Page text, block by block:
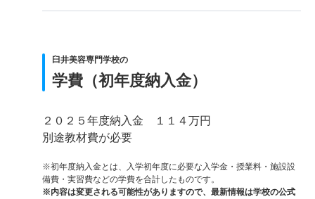
臼井美容専門学校の
学費（初年度納入金）
２０２５年度納入金 １１４万円
別途教材費が必要
※初年度納入金とは、入学初年度に必要な入学金・授業料・施設設
備費・実習費などの学費を合計したものです。
※内容は変更される可能性がありますので、最新情報は学校の公式